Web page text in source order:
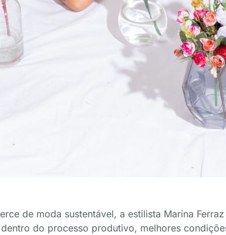
de moda sustentável, a estilista Marina
do processo produtivo, melhores